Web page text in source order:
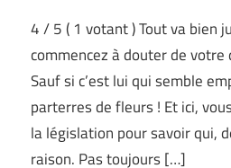
4 / 5 ( 1 votant ) Tout va bien
commencez à douter de
Sauf si c’est lui qui semble
parterres de fleurs ! Et ici,
la législation pour savoir qui,
raison. Pas toujours […]